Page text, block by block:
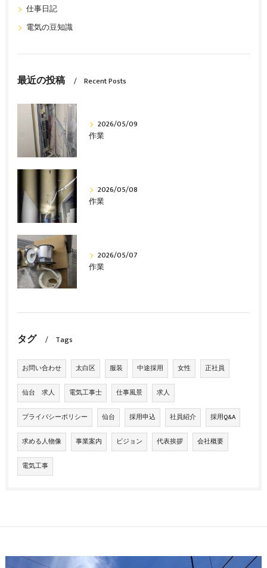
仕事日記
電気の豆知識
最近の投稿 Recent Posts
2026/05/09
作業
2026/05/08
作業
2026/05/07
作業
タグ Tags
お問い合わせ 太白区 服装 中途採用 女性 正社員
仙台 求人 電気工事士 仕事風景 求人
プライバシーポリシー 仙台 採用申込 社員紹介 採用Q&A
求める人物像 事業案内 ビジョン 代表挨拶 会社概要
電気工事